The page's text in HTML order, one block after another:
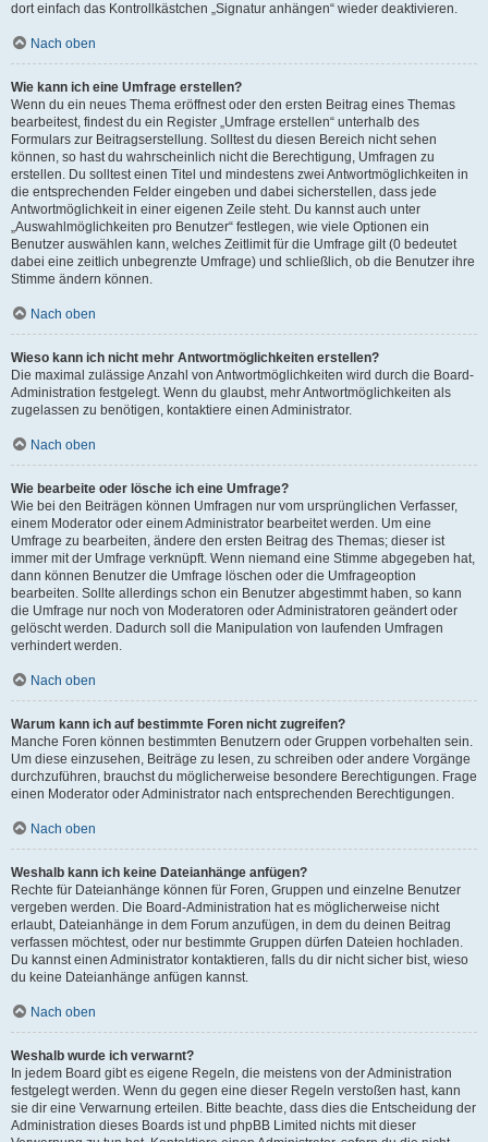
dort einfach das Kontrollkästchen „Signatur anhängen“ wieder deaktivieren.
Nach oben
Wie kann ich eine Umfrage erstellen?
Wenn du ein neues Thema eröffnest oder den ersten Beitrag eines Themas
bearbeitest, findest du ein Register „Umfrage erstellen“ unterhalb des
Formulars zur Beitragserstellung. Solltest du diesen Bereich nicht sehen
können, so hast du wahrscheinlich nicht die Berechtigung, Umfragen zu
erstellen. Du solltest einen Titel und mindestens zwei Antwortmöglichkeiten in
die entsprechenden Felder eingeben und dabei sicherstellen, dass jede
Antwortmöglichkeit in einer eigenen Zeile steht. Du kannst auch unter
„Auswahlmöglichkeiten pro Benutzer“ festlegen, wie viele Optionen ein
Benutzer auswählen kann, welches Zeitlimit für die Umfrage gilt (0 bedeutet
dabei eine zeitlich unbegrenzte Umfrage) und schließlich, ob die Benutzer ihre
Stimme ändern können.
Nach oben
Wieso kann ich nicht mehr Antwortmöglichkeiten erstellen?
Die maximal zulässige Anzahl von Antwortmöglichkeiten wird durch die Board-
Administration festgelegt. Wenn du glaubst, mehr Antwortmöglichkeiten als
zugelassen zu benötigen, kontaktiere einen Administrator.
Nach oben
Wie bearbeite oder lösche ich eine Umfrage?
Wie bei den Beiträgen können Umfragen nur vom ursprünglichen Verfasser,
einem Moderator oder einem Administrator bearbeitet werden. Um eine
Umfrage zu bearbeiten, ändere den ersten Beitrag des Themas; dieser ist
immer mit der Umfrage verknüpft. Wenn niemand eine Stimme abgegeben hat,
dann können Benutzer die Umfrage löschen oder die Umfrageoption
bearbeiten. Sollte allerdings schon ein Benutzer abgestimmt haben, so kann
die Umfrage nur noch von Moderatoren oder Administratoren geändert oder
gelöscht werden. Dadurch soll die Manipulation von laufenden Umfragen
verhindert werden.
Nach oben
Warum kann ich auf bestimmte Foren nicht zugreifen?
Manche Foren können bestimmten Benutzern oder Gruppen vorbehalten sein.
Um diese einzusehen, Beiträge zu lesen, zu schreiben oder andere Vorgänge
durchzuführen, brauchst du möglicherweise besondere Berechtigungen. Frage
einen Moderator oder Administrator nach entsprechenden Berechtigungen.
Nach oben
Weshalb kann ich keine Dateianhänge anfügen?
Rechte für Dateianhänge können für Foren, Gruppen und einzelne Benutzer
vergeben werden. Die Board-Administration hat es möglicherweise nicht
erlaubt, Dateianhänge in dem Forum anzufügen, in dem du deinen Beitrag
verfassen möchtest, oder nur bestimmte Gruppen dürfen Dateien hochladen.
Du kannst einen Administrator kontaktieren, falls du dir nicht sicher bist, wieso
du keine Dateianhänge anfügen kannst.
Nach oben
Weshalb wurde ich verwarnt?
In jedem Board gibt es eigene Regeln, die meistens von der Administration
festgelegt werden. Wenn du gegen eine dieser Regeln verstoßen hast, kann
sie dir eine Verwarnung erteilen. Bitte beachte, dass dies die Entscheidung der
Administration dieses Boards ist und phpBB Limited nichts mit dieser